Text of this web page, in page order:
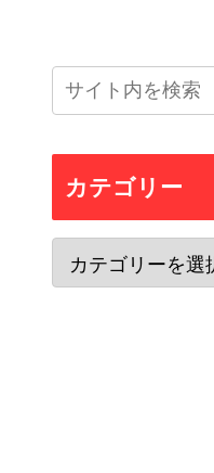
カテゴリー